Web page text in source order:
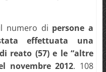
numero di persone a
effettuata una
reato (57) e le “altre
novembre 2012. 108